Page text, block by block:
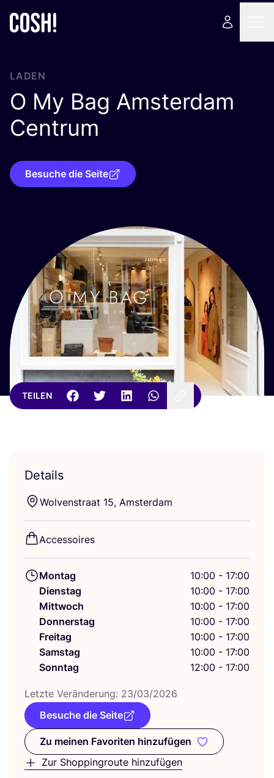
LADEN
O My Bag Amsterdam
Centrum
Besuche die Seite
TEILEN
Details
Wol­ven­stra­at 15, Amsterdam
Acces­soires
Montag
10:00 - 17:00
Dienstag
10:00 - 17:00
Mittwoch
10:00 - 17:00
Donnerstag
10:00 - 17:00
Freitag
10:00 - 17:00
Samstag
10:00 - 17:00
Sonntag
12:00 - 17:00
Letz­te Ver­än­de­rung: 23/03/2026
Besuche die Seite
Zu meinen Favoriten hinzufügen
Zu meinen Favoriten
Zur Shoppingroute hinzufügen